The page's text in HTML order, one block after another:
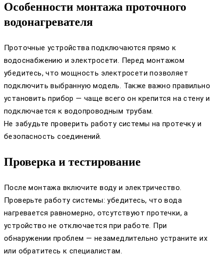
Особенности монтажа проточного
водонагревателя
Проточные устройства подключаются прямо к
водоснабжению и электросети. Перед монтажом
убедитесь, что мощность электросети позволяет
подключить выбранную модель. Также важно правильно
установить прибор — чаще всего он крепится на стену и
подключается к водопроводным трубам.
Не забудьте проверить работу системы на протечку и
безопасность соединений.
Проверка и тестирование
После монтажа включите воду и электричество.
Проверьте работу системы: убедитесь, что вода
нагревается равномерно, отсутствуют протечки, а
устройство не отключается при работе. При
обнаружении проблем — незамедлительно устраните их
или обратитесь к специалистам.